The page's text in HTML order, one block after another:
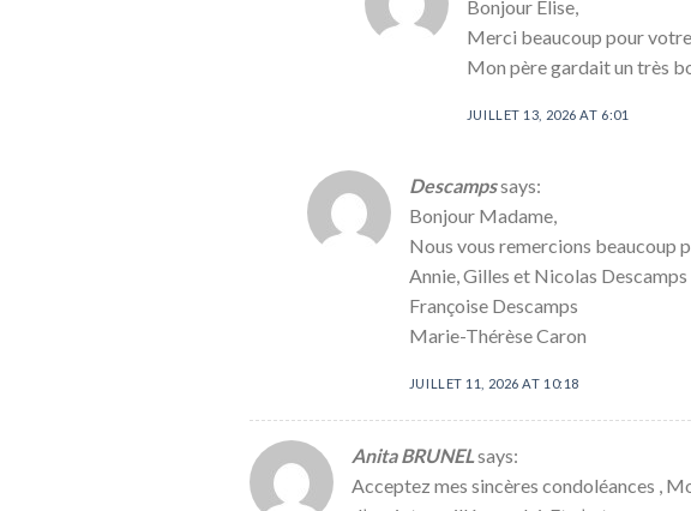
Bonjour Elise,
Merci beaucoup pour
Mon père gardait un très
JUILLET 13, 2026 AT 6:01
Descampssays:
Bonjour Madame,
Nous vous remercions beaucoup
Annie, Gilles et Nicolas Descamps
Françoise Descamps
Marie-Thérèse Caron
JUILLET 11, 2026 AT 10:18
Anita BRUNEL says:
Acceptez mes sincères condoléances ,